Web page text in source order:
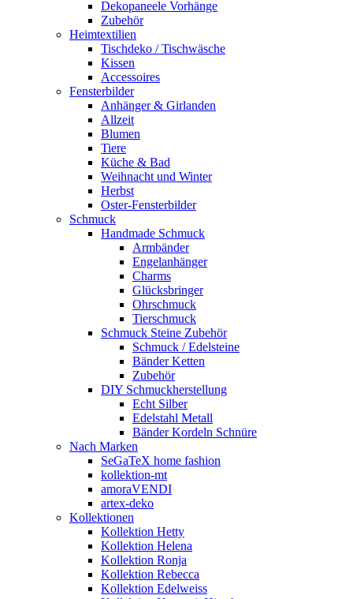
Dekopaneele Vorhänge
Zubehör
Heimtextilien
Tischdeko / Tischwäsche
Kissen
Accessoires
Fensterbilder
Anhänger & Girlanden
Allzeit
Blumen
Tiere
Küche & Bad
Weihnacht und Winter
Herbst
Oster-Fensterbilder
Schmuck
Handmade Schmuck
Armbänder
Engelanhänger
Charms
Glücksbringer
Ohrschmuck
Tierschmuck
Schmuck Steine Zubehör
Schmuck / Edelsteine
Bänder Ketten
Zubehör
DIY Schmuckherstellung
Echt Silber
Edelstahl Metall
Bänder Kordeln Schnüre
Nach Marken
SeGaTeX home fashion
kollektion-mt
amoraVENDI
artex-deko
Kollektionen
Kollektion Hetty
Kollektion Helena
Kollektion Ronja
Kollektion Rebecca
Kollektion Edelweiss